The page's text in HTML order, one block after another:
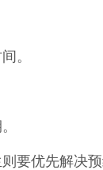
。
要优先解决预